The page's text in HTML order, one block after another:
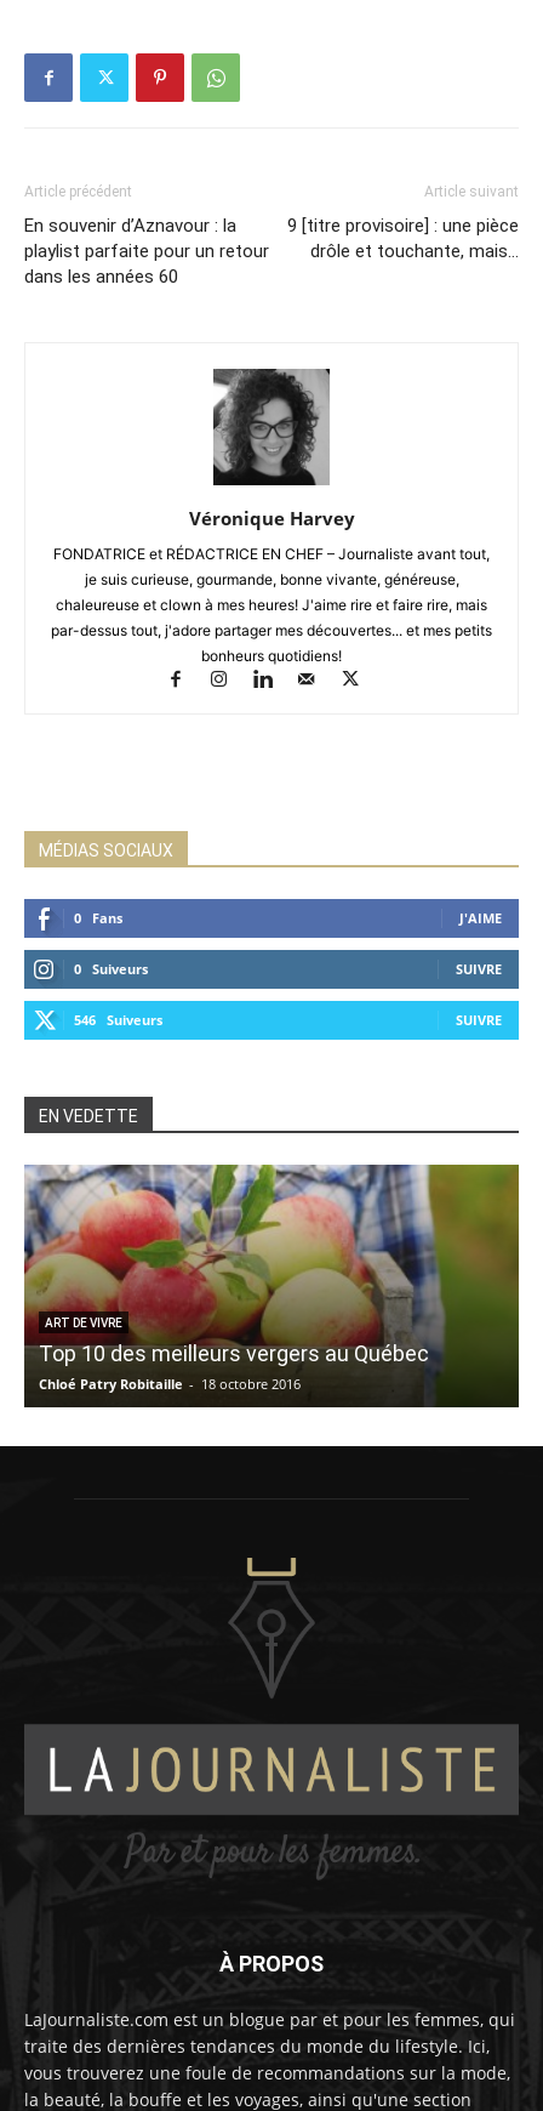
Article précédent
En souvenir d’Aznavour : la
playlist parfaite pour un retour
dans les années 60
Article suivant
9 [titre provisoire] : une pièce
drôle et touchante, mais…
Véronique Harvey
FONDATRICE et RÉDACTRICE EN CHEF – Journaliste avant tout,
je suis curieuse, gourmande, bonne vivante, généreuse,
chaleureuse et clown à mes heures! J'aime rire et faire rire, mais
par-dessus tout, j'adore partager mes découvertes... et mes petits
bonheurs quotidiens!
MÉDIAS SOCIAUX
0 Fans J'AIME
0 Suiveurs SUIVRE
546 Suiveurs SUIVRE
EN VEDETTE
ART DE VIVRE
Top 10 des meilleurs vergers au Québec
Chloé Patry Robitaille - 18 octobre 2016
À PROPOS
LaJournaliste.com est un blogue par et pour les femmes, qui
traite des dernières tendances du monde du lifestyle. Ici,
vous trouverez une foule de recommandations sur la mode,
la beauté, la bouffe et les voyages, ainsi qu'une section